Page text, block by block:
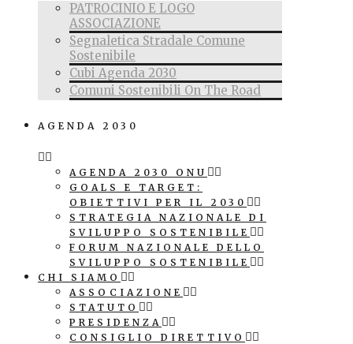
PATROCINIO E LOGO
ASSOCIAZIONE
Segnaletica Stradale Comune
Sostenibile
Cubi Agenda 2030
Comuni Sostenibili On The Road
AGENDA 2030
AGENDA 2030 ONU
GOALS E TARGET:
OBIETTIVI PER IL 2030
STRATEGIA NAZIONALE DI
SVILUPPO SOSTENIBILE
FORUM NAZIONALE DELLO
SVILUPPO SOSTENIBILE
CHI SIAMO
ASSOCIAZIONE
STATUTO
PRESIDENZA
CONSIGLIO DIRETTIVO